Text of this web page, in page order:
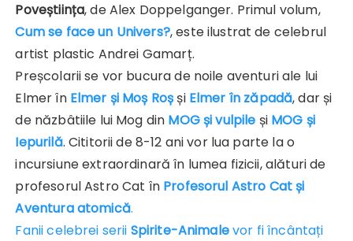
Poveștiința, de Alex Doppelganger. Primul volum,
Cum se face un Univers?, este ilustrat de celebrul
artist plastic Andrei Gamarț.
Preșcolarii se vor bucura de noile aventuri ale lui
Elmer în Elmer și Moș Roșși Elmer în zăpadă, dar și
de năzbâtiile lui Mog din MOG și vulpile și MOG și
Iepurilă. Cititorii de 8-12 ani vor lua parte la o
incursiune extraordinară în lumea fizicii, alături de
profesorul Astro Cat în Profesorul Astro Cat și
Aventura atomică.
Fanii celebrei serii Spirite-Animalevor fi încântați